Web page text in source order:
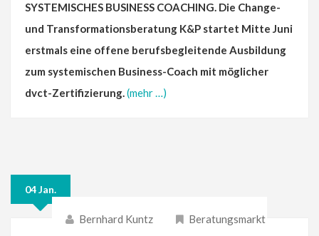
SYSTEMISCHES BUSINESS COACHING. Die Change-
und Transformationsberatung K&P startet Mitte Juni
erstmals eine offene berufsbegleitende Ausbildung
zum systemischen Business-Coach mit möglicher
dvct-Zertifizierung.(mehr …)
04 Jan.
Bernhard Kuntz Beratungsmarkt